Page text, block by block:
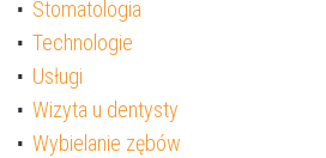
Stomatologia
Technologie
Usługi
Wizyta u dentysty
Wybielanie zębów